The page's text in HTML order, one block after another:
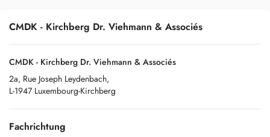
CMDK - Kirchberg Dr. Viehmann & Associés
CMDK - Kirchberg Dr. Viehmann & Associés
2a, Rue Joseph Leydenbach,
L-1947 Luxembourg-Kirchberg
Fachrichtung